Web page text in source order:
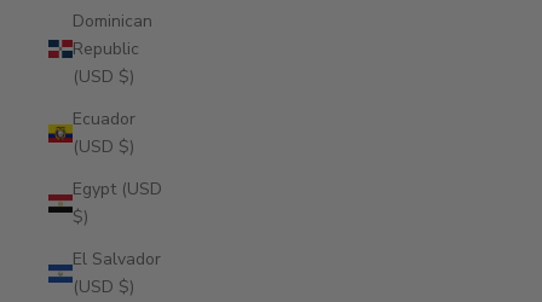
Dominican
Republic
(USD $)
Ecuador
(USD $)
Egypt (USD
$)
El Salvador
(USD $)